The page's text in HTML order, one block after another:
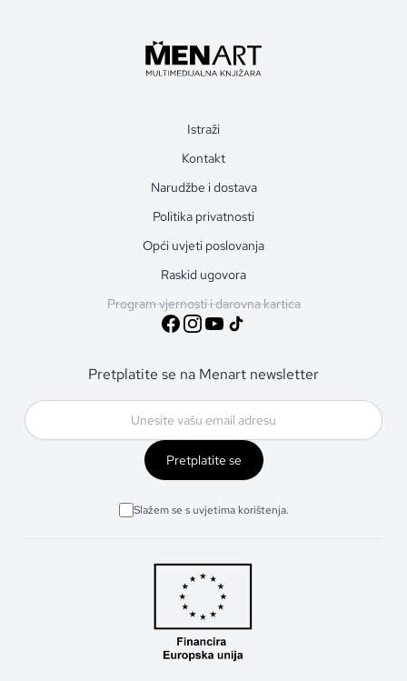
Istraži
Kontakt
Narudžbe i dostava
Politika privatnosti
Opći uvjeti poslovanja
Raskid ugovora
Program vjernosti i darovna kartica
Pretplatite se na Menart newsletter
Pretplatite se
Slažem se s uvjetima korištenja.